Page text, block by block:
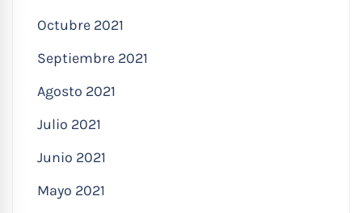
Octubre 2021
Septiembre 2021
Agosto 2021
Julio 2021
Junio 2021
Mayo 2021